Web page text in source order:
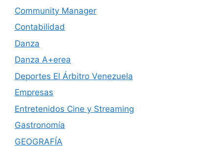
Community Manager
Contabilidad
Danza
Danza A+erea
Deportes El Árbitro Venezuela
Empresas
Entretenidos Cine y Streaming
Gastronomía
GEOGRAFÍA